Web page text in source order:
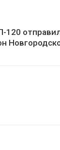
120